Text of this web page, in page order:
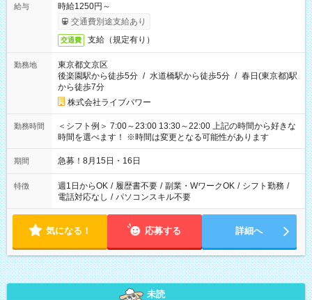
給与
時給1250円～
交通費別途支給あり
交通費 支給（規定有り）
勤務地
東京都文京区
後楽園駅から徒歩5分 / 水道橋駅から徒歩5分 / 春日(東京都)駅
から徒歩7分
株式会社ライブパワー
勤務時間
＜シフト例＞ 7:00～23:00 13:30～22:00 上記の時間から好きな
時間を選べます！ ※時間は変更となる可能性があります
期間 急募！8月15日・16日
特徴 週1日からOK / 履歴書不要 / 副業・WワークOK / シフト勤務 /
電話対応なし / パソコンスキル不要
気になる！ 応募する 詳細へ
未読